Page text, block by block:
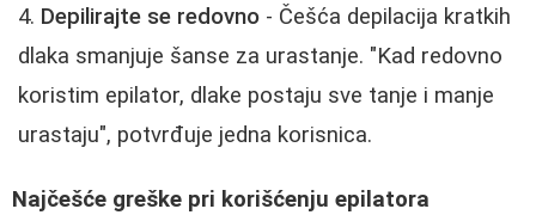
Depilirajte se redovno - Češća depilacija kratkih
dlaka smanjuje šanse za urastanje. "Kad redovno
koristim epilator, dlake postaju sve tanje i manje
urastaju", potvrđuje jedna korisnica.
Najčešće greške pri korišćenju epilatora